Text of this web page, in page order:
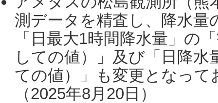
測データを精査し、降水
「日最大1時間降水量」の
しての値）」及び「日降
ての値）」も変更となっ
（2025年8月20日）